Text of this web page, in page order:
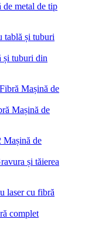
de metal de tip
și tuburi din
Mașină de
și tăierea
complet